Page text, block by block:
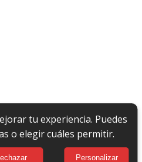
tu experiencia. Puedes
o elegir cuáles permitir.
Personalizar